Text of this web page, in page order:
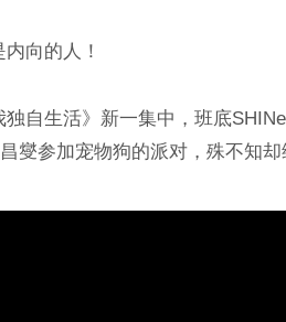
向的人！
独自生活》新一集中，班底
燮参加宠物狗的派对，殊不知